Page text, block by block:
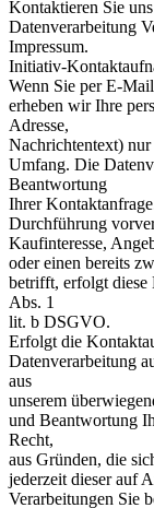
Kontaktieren Sie
Datenverarbeitung
Impressum.
Initiativ-
Wenn Sie per E-
erheben wir Ihre
Adresse,
Nachrichtentext)
Umfang. Die
Beantwortung
Ihrer
Durchführung
Kaufinteresse,
oder einen bereits
betrifft, erfolgt diese
Abs. 1
lit. b DSGVO.
Erfolgt die
Datenverarbeitung
aus
unserem
und Beantwortung
Recht,
aus Gründen, die
jederzeit dieser auf
Verarbeitungen Sie